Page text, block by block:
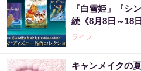
『白雪姫」『シ
続《8月8日～18日
ライフ
キャンメイクの